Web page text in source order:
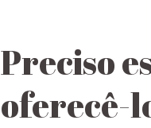
Preciso
oferecê-